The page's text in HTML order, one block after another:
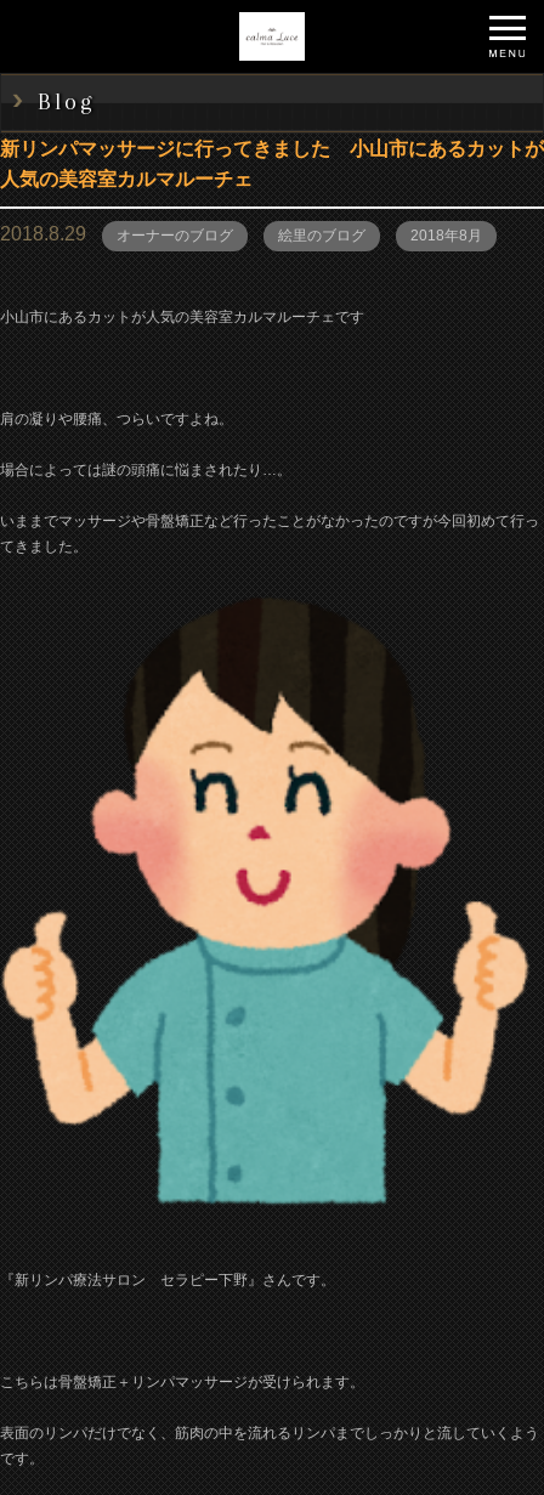
Blog
新リンパマッサージに行ってきました 小山市にあるカットが
人気の美容室カルマルーチェ
2018.8.29 オーナーのブログ 絵里のブログ 2018年8月
小山市にあるカットが人気の美容室カルマルーチェです
肩の凝りや腰痛、つらいですよね。
場合によっては謎の頭痛に悩まされたり…。
いままでマッサージや骨盤矯正など行ったことがなかったのですが今回初めて行っ
てきました。
『新リンパ療法サロン セラピー下野』さんです。
こちらは骨盤矯正＋リンパマッサージが受けられます。
表面のリンパだけでなく、筋肉の中を流れるリンパまでしっかりと流していくよう
です。